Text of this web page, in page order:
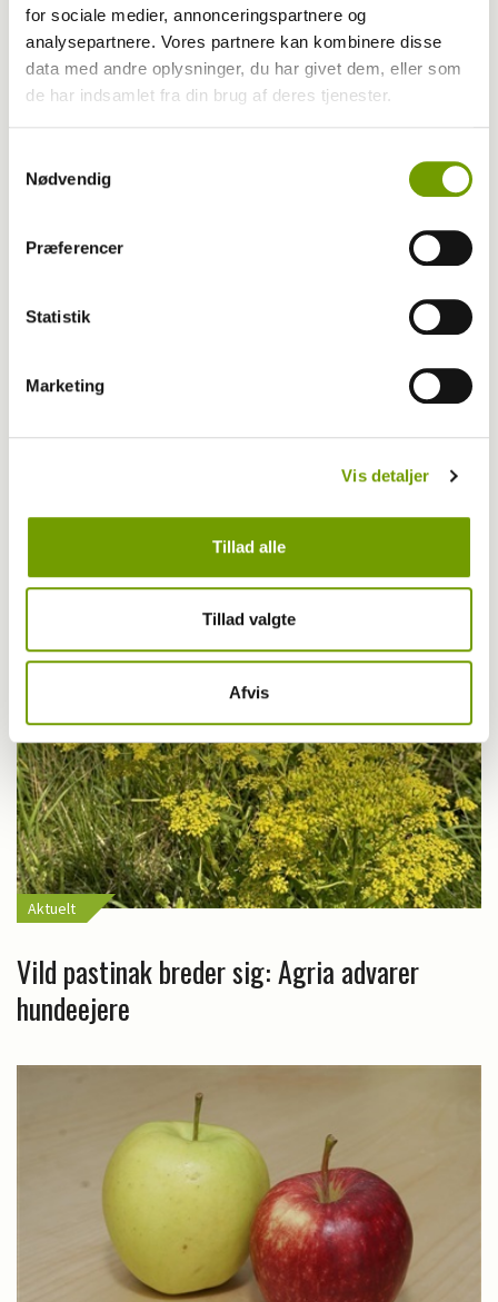
for sociale medier, annonceringspartnere og
analysepartnere. Vores partnere kan kombinere disse
data med andre oplysninger, du har givet dem, eller som
de har indsamlet fra din brug af deres tjenester.
Nødvendig
Præferencer
Statistik
Marketing
Vis detaljer
Tillad alle
Tillad valgte
Afvis
Adfærd
Første bichon havanais med BH-titel
Aktuelt
Vild pastinak breder sig: Agria advarer
hundeejere